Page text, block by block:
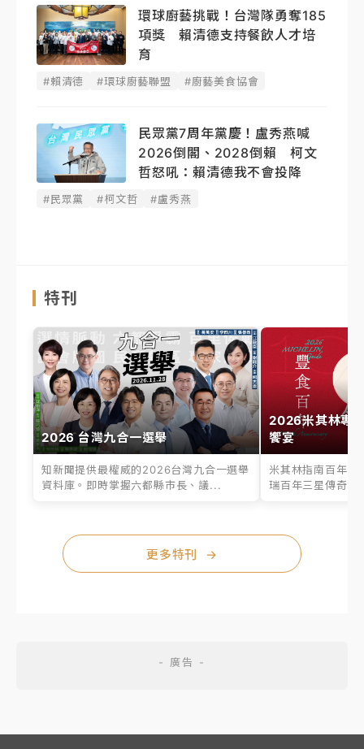
環球廚藝挑戰！台灣隊勇奪185
項獎 賴清德支持餐飲人才培
育
#賴清德 #環球廚藝聯盟 #廚藝美食協會
民眾黨7周年黨慶！盧秀燕喊
2026倒閣、2028倒賴 柯文
哲怒吼：賴清德我不會投降
#民眾黨 #柯文哲 #盧秀燕
特刊
2026 台灣九合一選舉
知新聞提供最權威的2026台灣九合一選舉
資料庫。即時掌握六都縣市長、議...
2026米其林專
饗宴
米其林指南百年之
瑞百年三星傳奇、
更多特刊 →